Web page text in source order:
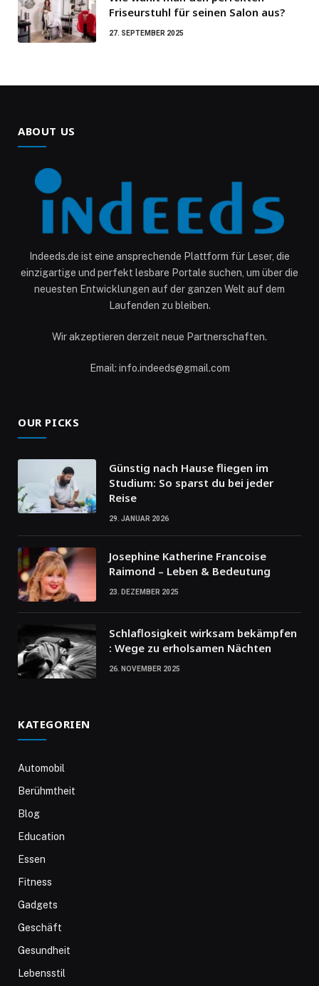
Friseurstuhl für seinen Salon aus?
27. SEPTEMBER 2025
ABOUT US
Indeeds.de ist eine ansprechende Plattform für Leser, die
einzigartige und perfekt lesbare Portale suchen, um über die
neuesten Entwicklungen auf der ganzen Welt auf dem
Laufenden zu bleiben.
Wir akzeptieren derzeit neue Partnerschaften.
Email: info.indeeds@gmail.com
OUR PICKS
Günstig nach Hause fliegen im
Studium: So sparst du bei jeder
Reise
29. JANUAR 2026
Josephine Katherine Francoise
Raimond – Leben & Bedeutung
23. DEZEMBER 2025
Schlaflosigkeit wirksam bekämpfen
: Wege zu erholsamen Nächten
26. NOVEMBER 2025
KATEGORIEN
Automobil
Berühmtheit
Blog
Education
Essen
Fitness
Gadgets
Geschäft
Gesundheit
Lebensstil